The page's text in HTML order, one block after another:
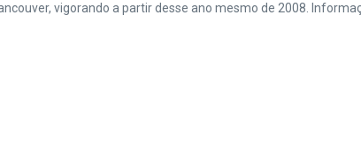
vigorando a partir desse ano mesmo de 2008.